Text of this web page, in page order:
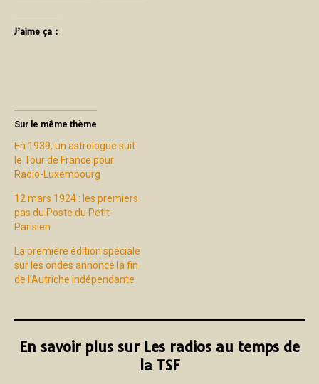
J’aime ça :
Sur le même thème
En 1939, un astrologue suit
le Tour de France pour
Radio-Luxembourg
12 mars 1924 : les premiers
pas du Poste du Petit-
Parisien
La première édition spéciale
sur les ondes annonce la fin
de l’Autriche indépendante
En savoir plus sur Les radios au temps de
la TSF